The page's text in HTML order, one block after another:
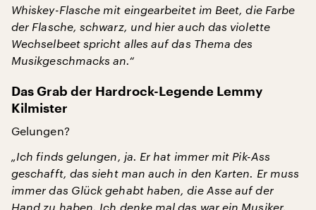
Whiskey-Flasche mit eingearbeitet im Beet, die Farbe
der Flasche, schwarz, und hier auch das violette
Wechselbeet spricht alles auf das Thema des
Musikgeschmacks an.“
Das Grab der Hardrock-Legende Lemmy
Kilmister
Gelungen?
„Ich finds gelungen, ja. Er hat immer mit Pik-Ass
geschafft, das sieht man auch in den Karten. Er muss
immer das Glück gehabt haben, die Asse auf der
Hand zu haben. Ich denke mal das war ein Musiker,